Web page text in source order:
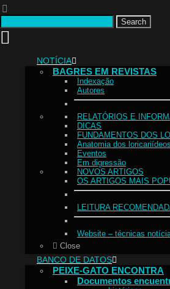
Search
NOTÍCIA
BAGRES EM REVISTAS
Indexação
Autores
RELATÓRIOS E
DICAS
FUNDAMENTOS DOS
Anatomia dos loricariídeos
Eventos
Em digressão
NOVOS ARTIGOS
OS ARTIGOS MAIS
LEITURA
Website – técnicas
Close
BANCO DE DATOS
PEIXE-GATO ENCONTRA
Documentos